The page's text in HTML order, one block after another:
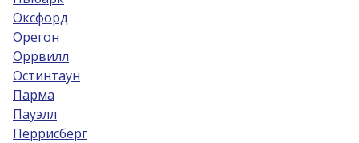
Оксфорд
Орегон
Оррвилл
Остинтаун
Парма
Пауэлл
Перрисберг